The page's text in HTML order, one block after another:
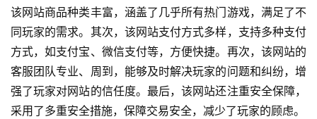
该网站商品种类丰富，涵盖了几乎所有热门游戏，满足了不
同玩家的需求。其次，该网站支付方式多样，支持多种支付
方式，如支付宝、微信支付等，方便快捷。再次，该网站的
客服团队专业、周到，能够及时解决玩家的问题和纠纷，增
强了玩家对网站的信任度。最后，该网站还注重安全保障，
采用了多重安全措施，保障交易安全，减少了玩家的顾虑。